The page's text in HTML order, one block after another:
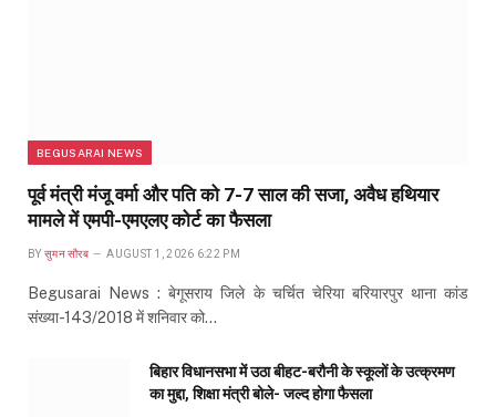
BEGUSARAI NEWS
पूर्व मंत्री मंजू वर्मा और पति को 7-7 साल की सजा, अवैध हथियार
मामले में एमपी-एमएलए कोर्ट का फैसला
BY सुमन सौरब AUGUST 1, 2026 6:22 PM
Begusarai News : बेगूसराय जिले के चर्चित चेरिया बरियारपुर थाना कांड
संख्या-143/2018 में शनिवार को…
बिहार विधानसभा में उठा बीहट-बरौनी के स्कूलों के उत्क्रमण
का मुद्दा, शिक्षा मंत्री बोले- जल्द होगा फैसला